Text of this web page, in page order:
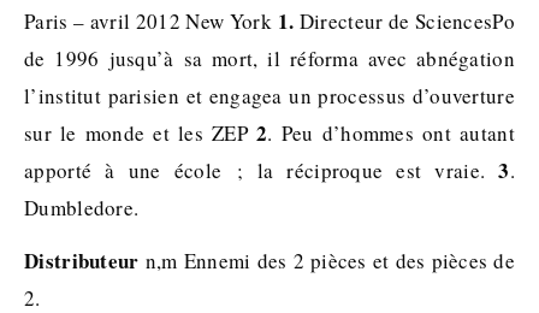
Paris – avril 2012 New York 1. Directeur de SciencesPo
de 1996 jusqu’à sa mort, il réforma avec abnégation
l’institut parisien et engagea un processus d’ouverture
sur le monde et les ZEP 2. Peu d’hommes ont autant
apporté à une école ; la réciproque est vraie.3.
Dumbledore.
Distributeur n,m Ennemi des 2 pièces et des pièces de
2.